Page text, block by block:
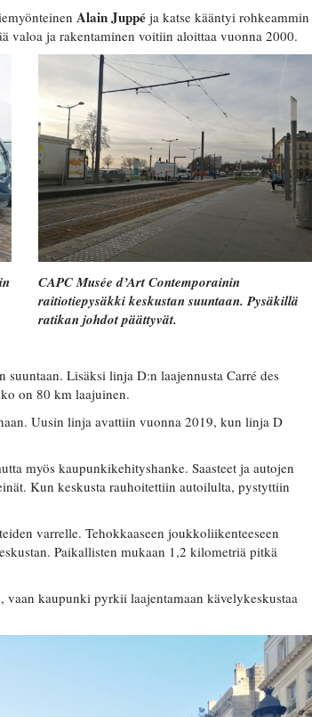
Alain Juppé ja katse kääntyi rohkeammin
valoa ja rakentaminen voitiin aloittaa vuonna 2000.
CAPC Musée d’Art Contemporainin
raitiotiepysäkki keskustan suuntaan. Pysäkillä
ratikan johdot päättyvät.
Lisäksi linja D:n laajennusta Carré des
on 80 km laajuinen.
Uusin linja avattiin vuonna 2019, kun linja D
myös kaupunkikehityshanke. Saasteet ja autojen
Kun keskusta rauhoitettiin autoilulta, pystyttiin
varrelle. Tehokkaaseen joukkoliikenteeseen
Paikallisten mukaan 1,2 kilometriä pitkä
vaan kaupunki pyrkii laajentamaan kävelykeskustaa